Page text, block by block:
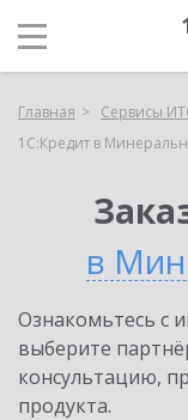
Главная Сервисы
1С:Кредит в
в
Ознакомьтесь с
выберите
консультацию,
продукта.